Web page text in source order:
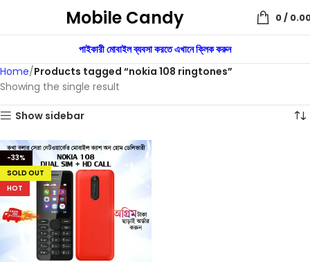
Mobile Candy 0/
পাইকারী মোবাইল ব্যবসা করতে এখানে ক্লিক করুন
Home Products tagged “nokia 108 ringtones”
Showing the single result
Show sidebar
-33%
SOLD OUT
HOT